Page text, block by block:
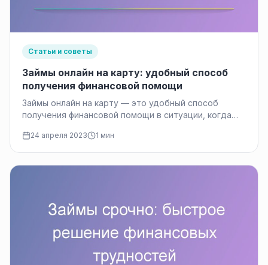
Статьи и советы
Займы онлайн на карту: удобный способ
получения финансовой помощи
Займы онлайн на карту — это удобный способ
получения финансовой помощи в ситуации, когда
24 апреля 2023 1 мин